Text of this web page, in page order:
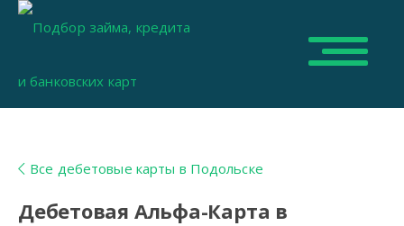
Все дебетовые карты в Подольске
Дебетовая Альфа-Карта в